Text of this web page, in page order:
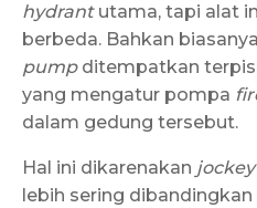
hydrantutama, tapi alat
berbeda. Bahkan
pumpditempatkan
yang mengatur pompa
dalam gedung tersebut.
Hal ini dikarenakan
lebih sering dibandingkan